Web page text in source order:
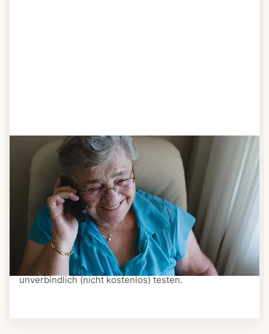
Schritt 3
Bestellen & liefern lassen
Suchen Sie sich aus dem Speiseplan Ihres Anbieters
aus, was Ihnen schmeckt. Bestellen Sie telefonisch,
schriftlich oder im Online-Shop Ihres Anbieters.
Ein Kurier liefert Ihnen das bestellte Essen zum
vereinbarten Zeitpunkt nach Hause. Bei vielen
Anbietern können Sie Essen auf Rädern auch
unverbindlich (nicht kostenlos) testen.